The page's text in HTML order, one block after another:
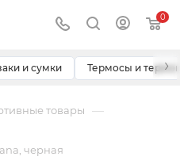
0
и сумки Термосы и ›
товары —
черная